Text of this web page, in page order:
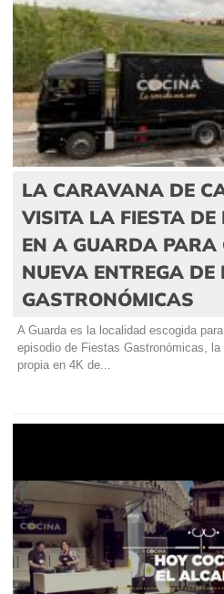
LA CARAVANA DE
VISITA LA FIESTA
EN A GUARDA
NUEVA ENTREGA DE
GASTRONÓMICAS
A Guarda es la localidad escogida
episodio de Fiestas Gastronómicas,
propia en 4K de...